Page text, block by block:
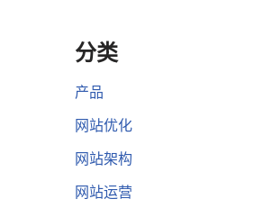
分类
产品
网站优化
网站架构
网站运营